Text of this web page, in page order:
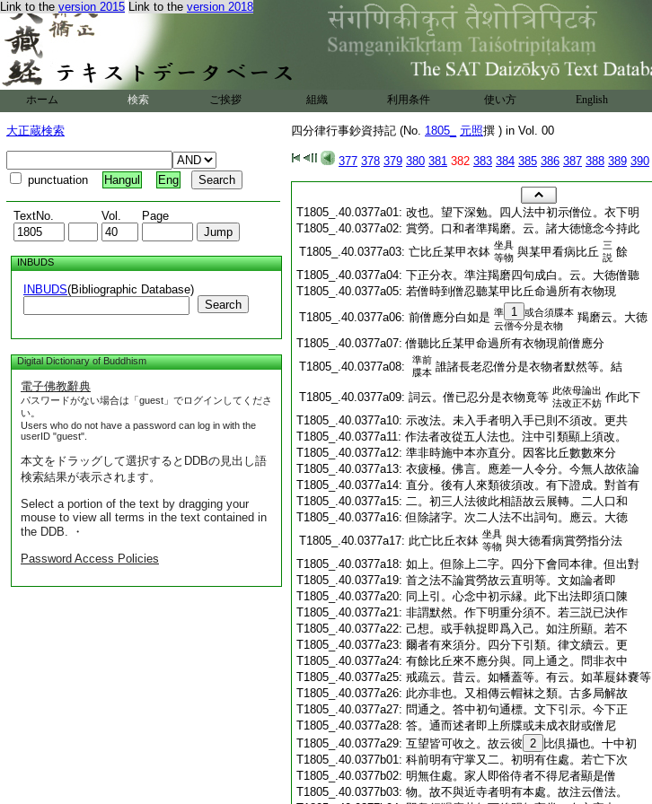
Link to the version 2015 Link to the version 2018
ホーム 検索 ご挨拶 組織 利用条件 使い方 English
大正蔵検索
punctuation Hangul Eng
TextNo. Vol. Page
INBUDS
INBUDS(Bibliographic Database)
Search
Digital Dictionary of Buddhism
電子佛教辭典
パスワードがない場合は「guest」でログインしてくださ
い。
Users who do not have a password can log in with the
userID "guest".
本文をドラッグして選択するとDDBの見出し語
検索結果が表示されます。
Select a portion of the text by dragging your
mouse to view all terms in the text contained in
the DDB. ・
Password Access Policies
四分律行事鈔資持記 (No. 1805_ 元照撰 ) in Vol. 00
377 378 379 380 381 382 383 384 385 386 387 388 389 390
T1805_.40.0377a01: 改也。望下深勉。四人法中初示僧位。衣下明
T1805_.40.0377a02: 賞勞。口和者準羯磨。云。諸大徳憶念今持此
T1805_.40.0377a03: 亡比丘某甲衣鉢 坐具
等物 與某甲看病比丘 三
説 餘
T1805_.40.0377a04: 下正分衣。準注羯磨四句成白。云。大徳僧聽
T1805_.40.0377a05: 若僧時到僧忍聽某甲比丘命過所有衣物現
T1805_.40.0377a06: 前僧應分白如是 準 1
或合須牒本
云僧今分是衣物
羯磨云。大徳
T1805_.40.0377a07:僧聽比丘某甲命過所有衣物現前僧應分
T1805_.40.0377a08:
準前
牒本 誰諸長老忍僧分是衣物者默然等。結
T1805_.40.0377a09: 詞云。僧已忍分是衣物竟等 此依母論出
法改正不妨 作此下
T1805_.40.0377a10: 示改法。未入手者明入手已則不須改。更共
T1805_.40.0377a11: 作法者改從五人法也。注中引類顯上須改。
T1805_.40.0377a12: 準非時施中本亦直分。因客比丘數數來分
T1805_.40.0377a13: 衣疲極。佛言。應差一人令分。今無人故依論
T1805_.40.0377a14: 直分。後有人來類彼須改。有下證成。對首有
T1805_.40.0377a15: 二。初三人法彼此相語故云展轉。二人口和
T1805_.40.0377a16:但除諸字。次二人法不出詞句。應云。大徳
T1805_.40.0377a17: 此亡比丘衣鉢 坐具
等物 與大徳看病賞勞指分法
T1805_.40.0377a18: 如上。但除上二字。四分下會同本律。但出對
T1805_.40.0377a19: 首之法不論賞勞故云直明等。文如論者即
T1805_.40.0377a20: 同上引。心念中初示縁。此下出法即須口陳
T1805_.40.0377a21: 非謂默然。作下明重分須不。若三説已決作
T1805_.40.0377a22: 己想。或手執捉即爲入己。如注所顯。若不
T1805_.40.0377a23: 爾者有來須分。四分下引類。律文續云。更
T1805_.40.0377a24: 有餘比丘來不應分與。同上通之。問非衣中
T1805_.40.0377a25: 戒疏云。昔云。如幡蓋等。有云。如革屣鉢嚢等
T1805_.40.0377a26: 此亦非也。又相傳云帽袜之類。古多局解故
T1805_.40.0377a27: 問通之。答中初句通標。文下引示。今下正
T1805_.40.0377a28: 答。通而述者即上所牒或未成衣財或僧尼
T1805_.40.0377a29: 互望皆可收之。故云彼 2
比倶攝也。十中初
T1805_.40.0377b01: 科前明有守掌又二。初明有住處。若亡下次
T1805_.40.0377b02: 明無住處。家人即俗侍者不得尼者顯是僧
T1805_.40.0377b03: 物。故不與近寺者明有本處。故注云僧法。